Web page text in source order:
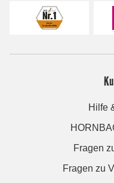
Hilfe
Fragen
Fragen zu